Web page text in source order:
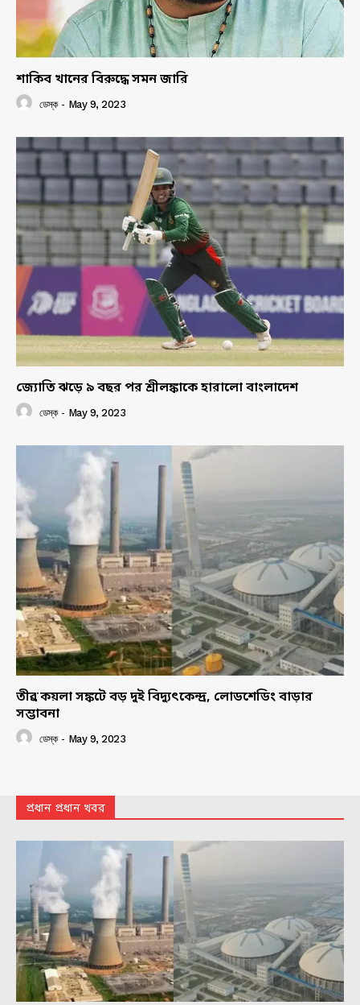
শাকিব খানের বিরুদ্ধে সমন জারি
ডেস্ক - May 9, 2023
জ্যোতি ঝড়ে ৯ বছর পর শ্রীলঙ্কাকে হারালো বাংলাদেশ
ডেস্ক - May 9, 2023
তীব্র কয়লা সঙ্কটে বড় দুই বিদ্যুৎকেন্দ্র, লোডশেডিং বাড়ার
সম্ভাবনা
ডেস্ক - May 9, 2023
প্রধান প্রধান খবর